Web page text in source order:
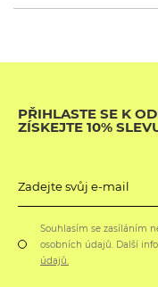
PŘIHLASTE SE K
ZÍSKEJTE 10%
Zadejte svůj e-mail
Souhlasím se zasíláním
osobních údajů. Další
údajů.